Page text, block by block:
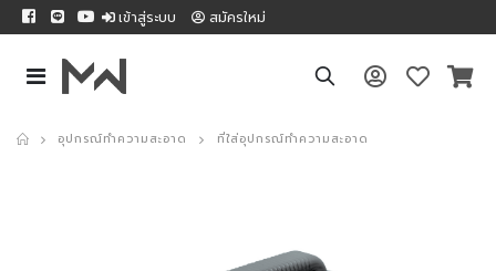
เข้าสู่ระบบ สมัครใหม่
อุปกรณ์ทำความสะอาด ที่ใส่อุปกรณ์ทำความสะอาด